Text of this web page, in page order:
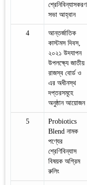
শ্রেনিবিন্যাসকরণ
সভা আহ্বান
4
আন্তর্জাতিক
কাস্টমস দিবস,
২০২১ উদযাপন
উপলক্ষ্যে জাতীয়
রাজস্ব বোর্ড ও
এর অধীনস্থ
দপ্তরসমূহে
অনুষ্ঠান আয়োজন
5
Probiotics
Blend নামক
পণ্যের
শ্রেণিবিন্যাস
বিষয়ক অগ্রিম
রুলিং